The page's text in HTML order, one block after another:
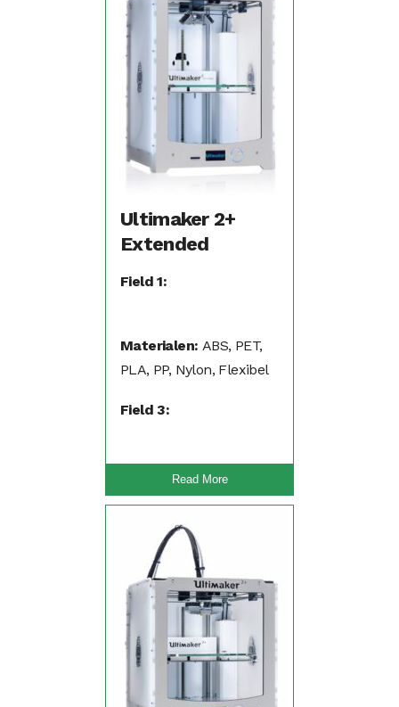
Ultimaker 2+
Extended
Field 1:
Materialen: ABS, PET,
PLA, PP, Nylon, Flexibel
Field 3:
Read More